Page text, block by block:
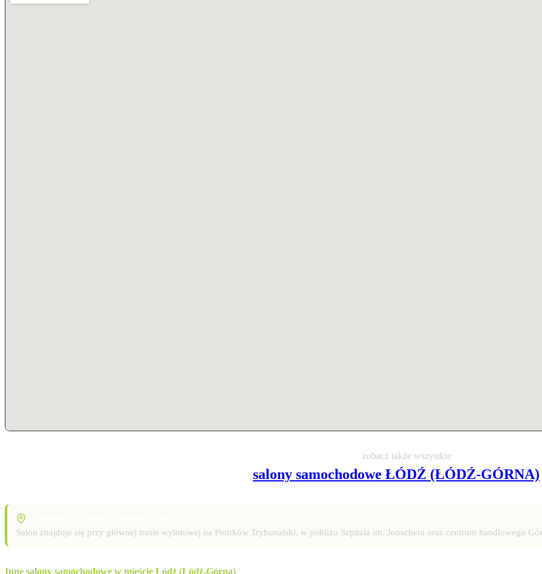
zobacz także wszystkie
salony samochodowe ŁÓDŹ (ŁÓDŹ-GÓRNA)
Salon znajduje się przy głównej trasie wylotowej na Piotrków Trybunalski, w pobliżu Szpitala im. Jonschera oraz centrum handlowego
Inne salony samochodowe w mieście Łódź (Łódź-Górna)